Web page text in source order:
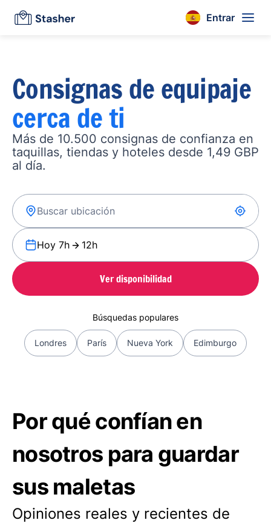
Entrar
Consignas de equipaje
cerca de ti
Más de 10.500 consignas de confianza en
taquillas, tiendas y hoteles desde 1,49 GBP
al día.
Hoy 7h 12h
Ver disponibilidad
Búsquedas populares
Londres París Nueva York Edimburgo
Por qué confían en
nosotros para guardar
sus maletas
Opiniones reales y recientes de